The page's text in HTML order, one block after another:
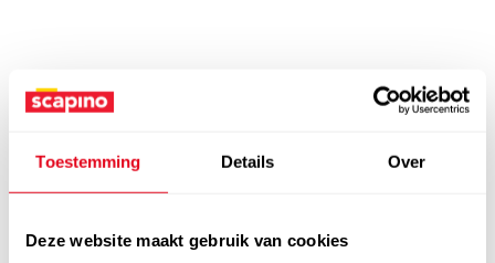
Toestemming Details Over
Deze website maakt gebruik van cookies